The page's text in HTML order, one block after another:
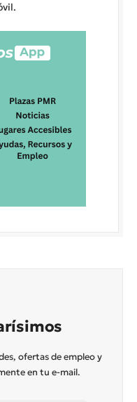
ofertas de empleo y
en tu e-mail.